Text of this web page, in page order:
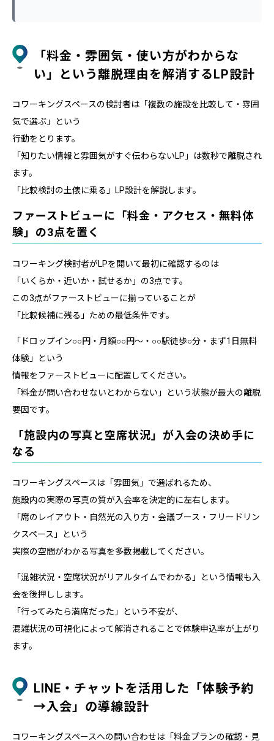
「料金・雰囲気・使い方がわからな
い」という離脱理由を解消するLP設計
コワーキングスペースの検討者は「複数の施設を比較して・雰囲
気で選ぶ」という
行動をとります。
「知りたい情報と雰囲気がすぐ伝わらないLP」は数秒で離脱され
ます。
「比較検討の土俵に乗る」LP設計を解説します。
ファーストビューに「料金・アクセス・無料体
験」の3点を置く
コワーキング検討者がLPを開いて最初に確認するのは
「いくらか・近いか・試せるか」の3点です。
この3点がファーストビューに揃っていることが
「比較候補に残る」ための最低条件です。
「ドロップイン○○円・月額○○円〜・○○駅徒歩○分・まず1日無料
体験」という
情報をファーストビューに配置してください。
「料金が問い合わせないとわからない」という状態が最大の離脱
要因です。
「施設内の写真と空席状況」が入会の決め手に
なる
コワーキングスペースは「雰囲気」で選ばれるため、
施設内の実際の写真の質が入会率を決定的に左右します。
「席のレイアウト・自然光の入り方・会議ブース・フリードリン
クスペース」という
実際の空間がわかる写真を多数掲載してください。
「混雑状況・空席状況がリアルタイムでわかる」という情報も入
会を後押しします。
「行ってみたら満席だった」という不安が、
混雑状況の可視化によって解消されることで体験申込率が上がり
ます。
LINE・チャットを活用した「体験予約
→入会」の導線設計
コワーキングスペースへの問い合わせは「料金プランの確認・見